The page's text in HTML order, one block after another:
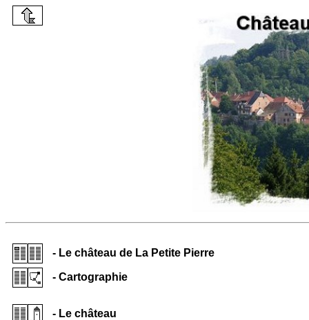
- Le château de La Petite Pierre
- Cartographie
- Le château